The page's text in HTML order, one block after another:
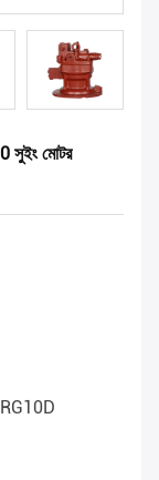
সুইং মোটর